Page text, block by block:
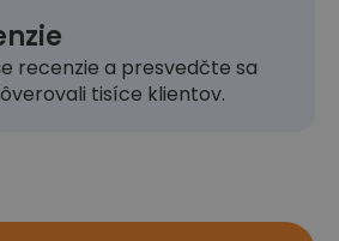
recenzie a presvedčte sa
tisíce klientov.